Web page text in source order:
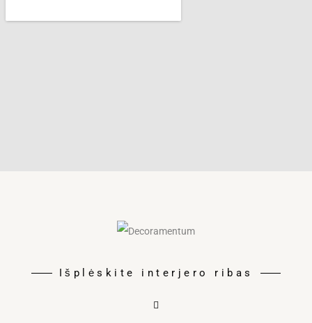
Išplėskite interjero ribas